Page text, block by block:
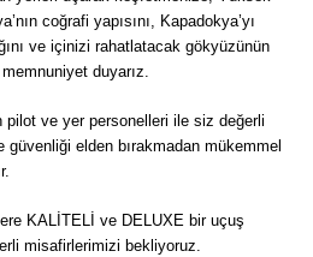
coğrafi yapısını, Kapadokya’yı
ve içinizi rahatlatacak gökyüzünün
duyarız.
pilot ve yer personelleri ile siz değerli
elden bırakmadan mükemmel
KALİTELİ ve DELUXE bir uçuş
misafirlerimizi bekliyoruz.